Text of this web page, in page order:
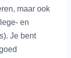
maar ook
en
Je bent